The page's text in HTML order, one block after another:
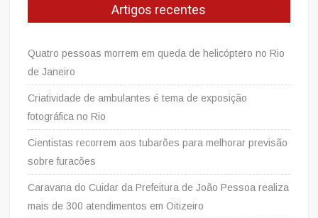
Artigos recentes
Quatro pessoas morrem em queda de helicóptero no Rio
de Janeiro
Criatividade de ambulantes é tema de exposição
fotográfica no Rio
Cientistas recorrem aos tubarões para melhorar previsão
sobre furacões
Caravana do Cuidar da Prefeitura de João Pessoa realiza
mais de 300 atendimentos em Oitizeiro